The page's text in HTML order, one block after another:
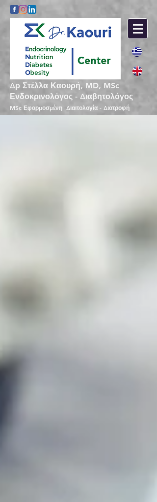
Δρ Στέλλα Καουρή, MD, MSc
Ενδοκρινολόγος - Διαβητολόγος
MSc Εφαρμοσμένη Διαιτολογία - Διατροφή